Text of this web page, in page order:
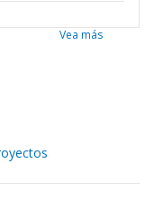
Vea más